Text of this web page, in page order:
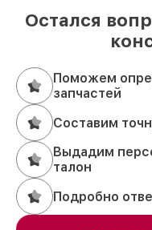
Остался
Поможем
запчастей
Составим
Выдадим
талон
Подробно